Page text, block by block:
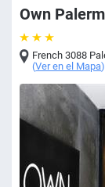
Own
French 3088
(Ver en el Mapa)